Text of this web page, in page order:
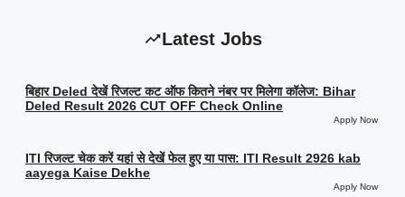
Latest Jobs
बिहार Deled देखें रिजल्ट कट ऑफ कितने नंबर पर मिलेगा कॉलेज: Bihar
Deled Result 2026 CUT OFF Check Online
Apply Now
ITI रिजल्ट चेक करें यहां से देखें फेल हुए या पास: ITI Result 2926 kab
aayega Kaise Dekhe
Apply Now